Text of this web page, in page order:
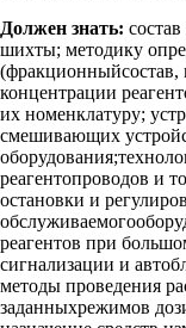
Должен знать:
шихты; методику
(фракционныйсостав,
концентрации
их номенклатуру;
смешивающих
реагентопроводов и
остановки и
реагентов при
сигнализации и
методы проведения
заданныхрежимов